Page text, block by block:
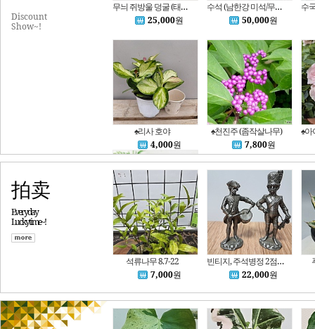
Discount
Show~!
무늬 쥐방울 덩굴 (태경화분)
25,000원
수석 (남한강 미석/무릉도원)
50,000원
♠리사 호야
4,000원
♠천진주 (좀작살나무)
7,800원
사자두 상록 향기고사리 (향고사리. 허브고사리) 7024
46,000원
拍卖
Everyday
Luckytime~!
석류나무 8.7-22
7,000원
빈티지, 주석병정 2점일괄,(높이9~9.5셍니,무게 총320g)
22,000원